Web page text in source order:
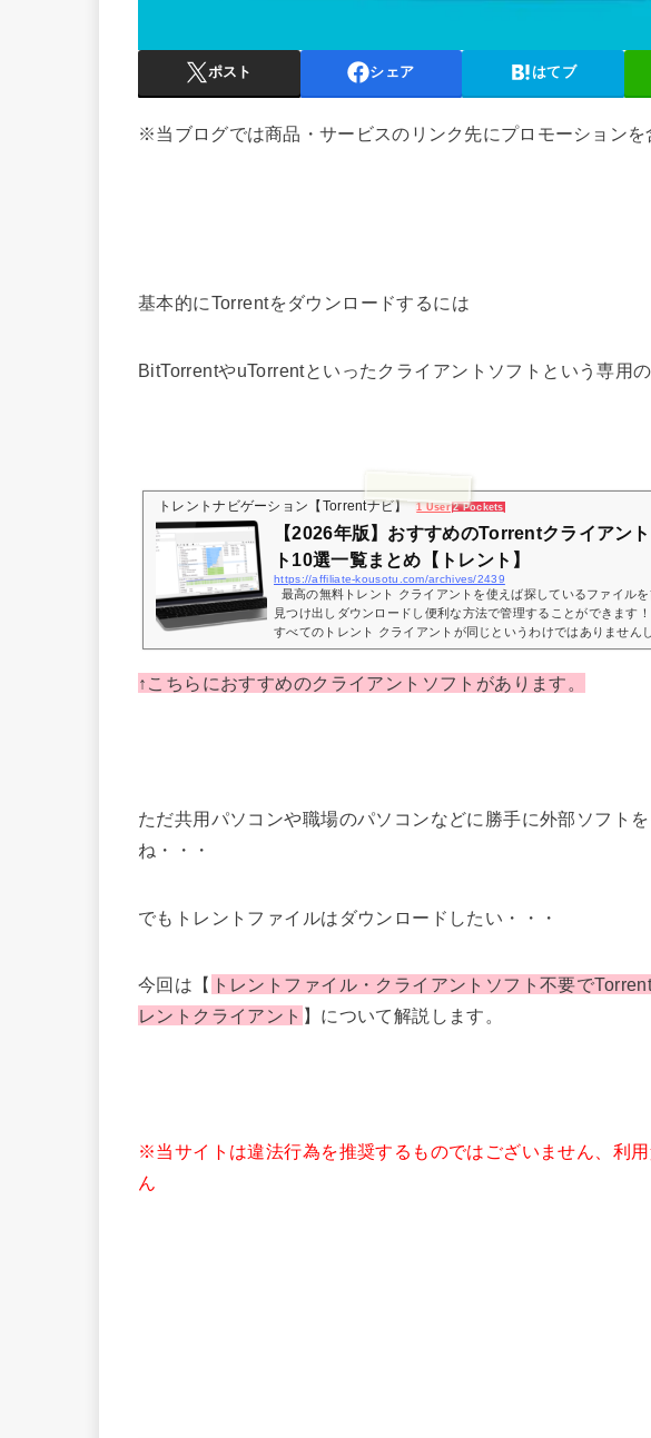
ポスト シェア はてブ
※当ブログでは商品・サービスのリンク先にプロモーションを
基本的にTorrentをダウンロードするには
BitTorrentやuTorrentといったクライアントソフトという専用
トレントナビゲーション【Torrentナビ】 1 User 2 Pockets
【2026年版】おすすめのTorrentクライアン
ト10選一覧まとめ【トレント】
https://affiliate-kousotu.com/archives/2439
最高の無料トレント クライアントを使えば探しているファイルを
見つけ出しダウンロードし便利な方法で管理することができます
すべてのトレント クライアントが同じというわけではありません
フトによって特徴や機能・使いがってなどは様々な物なので実際
ね・・・ この記事で解決する疑問・Torrentクライアントソフトと
↑こちらにおすすめのクライアントソフトがあります。
ただ共用パソコンや職場のパソコンなどに勝手に外部ソフト
ね・・・
でもトレントファイルはダウンロードしたい・・・
今回は【 トレントファイル・クライアントソフト不要で
レントクライアント 】について解説します。
※当サイトは違法行為を推奨するものではございません、利
ん